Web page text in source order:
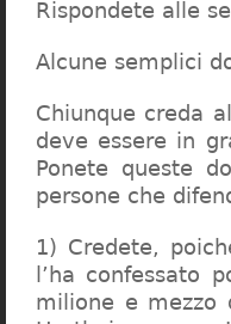
Rispondete alle
Alcune semplici
Chiunque creda
deve essere in
Ponete queste
persone che
1) Credete,
l’ha confessato
milione e mezzo